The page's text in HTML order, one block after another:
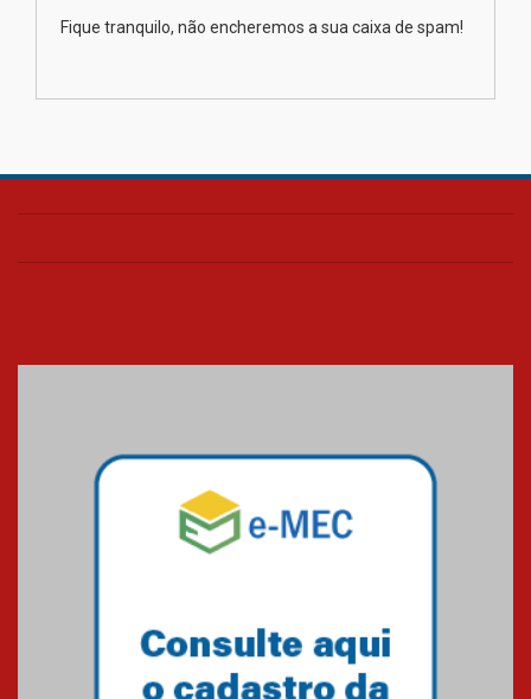
na educação dos filhos além da
Fique tranquilo, não encheremos a sua caixa de spam!